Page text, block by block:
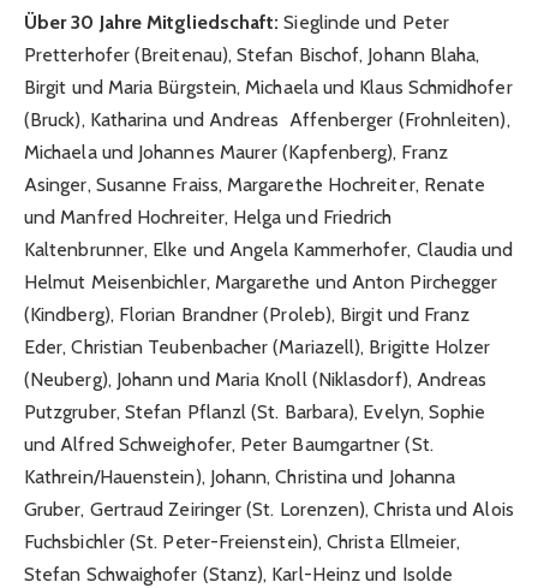
Über 30 Jahre Mitgliedschaft: Sieglinde und Peter
Pretterhofer (Breitenau), Stefan Bischof, Johann Blaha,
Birgit und Maria Bürgstein, Michaela und Klaus Schmidhofer
(Bruck), Katharina und Andreas Affenberger (Frohnleiten),
Michaela und Johannes Maurer (Kapfenberg), Franz
Asinger, Susanne Fraiss, Margarethe Hochreiter, Renate
und Manfred Hochreiter, Helga und Friedrich
Kaltenbrunner, Elke und Angela Kammerhofer, Claudia und
Helmut Meisenbichler, Margarethe und Anton Pirchegger
(Kindberg), Florian Brandner (Proleb), Birgit und Franz
Eder, Christian Teubenbacher (Mariazell), Brigitte Holzer
(Neuberg), Johann und Maria Knoll (Niklasdorf), Andreas
Putzgruber, Stefan Pflanzl (St. Barbara), Evelyn, Sophie
und Alfred Schweighofer, Peter Baumgartner (St.
Kathrein/Hauenstein), Johann, Christina und Johanna
Gruber, Gertraud Zeiringer (St. Lorenzen), Christa und Alois
Fuchsbichler (St. Peter-Freienstein), Christa Ellmeier,
Stefan Schwaighofer (Stanz), Karl-Heinz und Isolde